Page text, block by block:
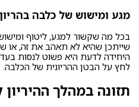
מגע ומישוש של כלבה בהריון
בכל מה שקשור למגע, ליטוף
שייתכן שהיא לא תאהב את זה, או
היחידה לדעת היא פשוט לנסות
לחץ על הבטן ההריונית של הכלבה.
תזונה במהלך ההיריון